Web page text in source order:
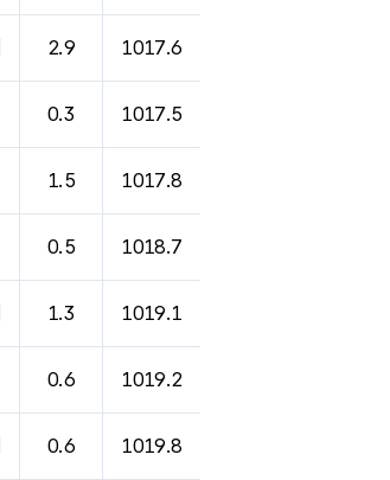
2.9 1017.6
0.3 1017.5
1.5 1017.8
0.5 1018.7
1.3 1019.1
0.6 1019.2
0.6 1019.8